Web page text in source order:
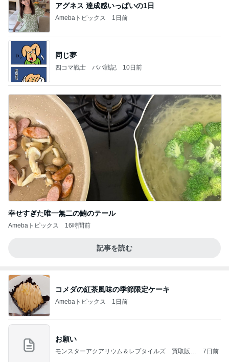
アグネス 達成感いっぱいの1日
Amebaトピックス 1日前
同じ夢
四コマ戦士 パパ戦記 10日前
幸せすぎた唯一無二の鮪のテール
Amebaトピックス 16時間前
記事を読む
コメダの紅茶風味の季節限定ケーキ
Amebaトピックス 1日前
お願い
モンスターアクアリウム＆レプタイルズ 買取販売
7日前